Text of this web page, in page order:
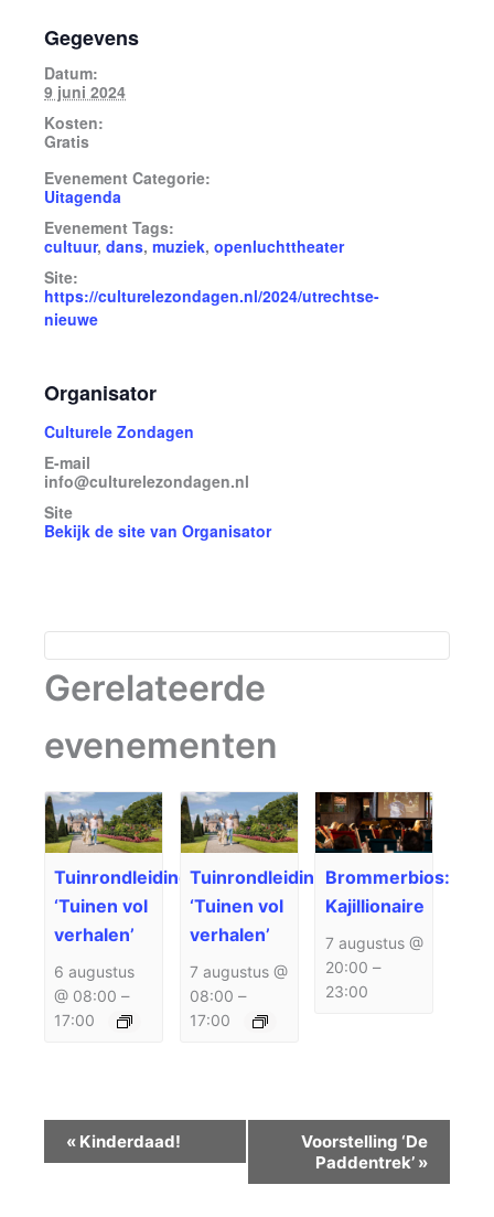
Gegevens
Datum:
9 juni 2024
Kosten:
Gratis
Evenement Categorie:
Uitagenda
Evenement Tags:
cultuur, dans, muziek, openluchttheater
Site:
https://culturelezondagen.nl/2024/utrechtse-
nieuwe
Organisator
Culturele Zondagen
E-mail
info@culturelezondagen.nl
Site
Bekijk de site van Organisator
Gerelateerde
evenementen
Tuinrondleiding
‘Tuinen vol
verhalen’
6 augustus
@ 08:00 –
17:00
Tuinrondleiding
‘Tuinen vol
verhalen’
7 augustus @
08:00 –
17:00
Brommerbios:
Kajillionaire
7 augustus @
20:00 –
23:00
Evenement
Navigatie
« Kinderdaad!
Voorstelling ‘De
Paddentrek’ »